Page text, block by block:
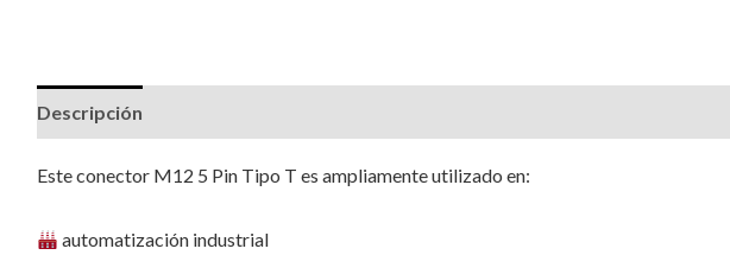
Descripción
Este conector M12 5 Pin Tipo T es ampliamente utilizado en:
automatización industrial